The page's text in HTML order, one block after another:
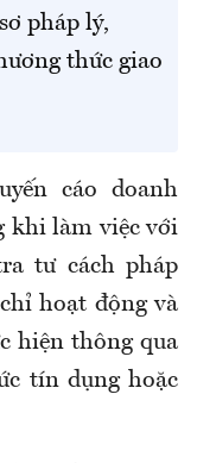
pháp lý,
thức giao
cáo doanh
khi làm việc với
tư cách pháp
hoạt động và
hiện thông qua
tín dụng hoặc